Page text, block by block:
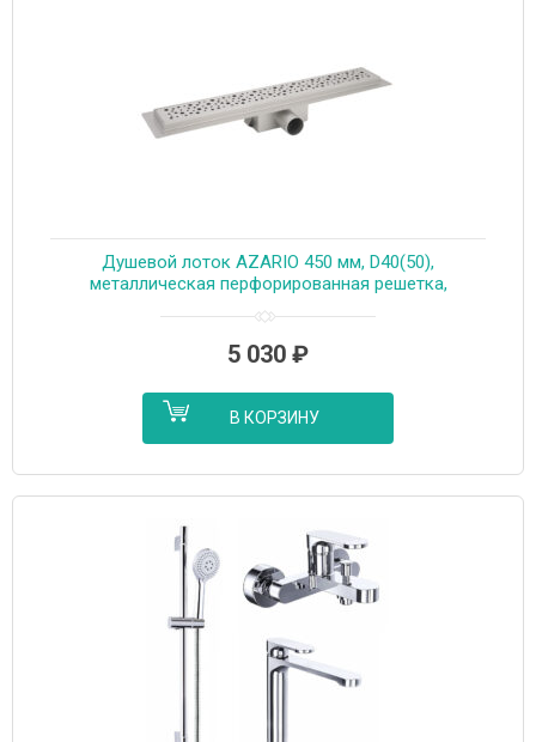
Душевой лоток AZARIO 450 мм, D40(50),
металлическая перфорированная решетка,
(AZT2PT20450)
5 030 ₽
В КОРЗИНУ